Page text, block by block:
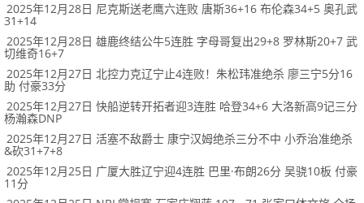
2025年12月28日 尼克斯送老鹰六连败 唐斯36+16 布伦森34+5 奥孔武
31+14
2025年12月28日 雄鹿终结公牛5连胜 字母哥复出29+8 罗林斯20+7 武
切维奇16+7
2025年12月27日 北控力克辽宁止4连败！朱松玮准绝杀 廖三宁5分16
助 付豪33分
2025年12月27日 快船逆转开拓者迎3连胜 哈登34+6 大洛新高9记三分
杨瀚森DNP
2025年12月27日 活塞不敌爵士 康宁汉姆绝杀三分不中 小乔治准绝杀
&砍31+7+8
2025年12月25日 广厦大胜辽宁迎4连胜 巴里·布朗26分 吴骁10板 付豪
11分